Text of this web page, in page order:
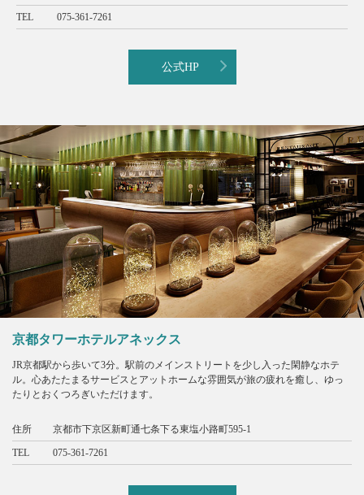
TEL 075-361-7261
公式HP
京都タワーホテルアネックス
JR京都駅から歩いて3分。駅前のメインストリートを少し入った閑静なホテ
ル。心あたたまるサービスとアットホームな雰囲気が旅の疲れを癒し、ゆっ
たりとおくつろぎいただけます。
住所 京都市下京区新町通七条下る東塩小路町595-1
TEL 075-361-7261